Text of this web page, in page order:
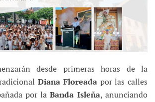
desde primeras horas de la
Diana Floreadapor las calles
por laBanda Isleña, anunciando